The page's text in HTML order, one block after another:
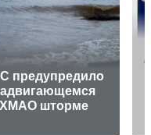
предупредило
ХМАО шторме